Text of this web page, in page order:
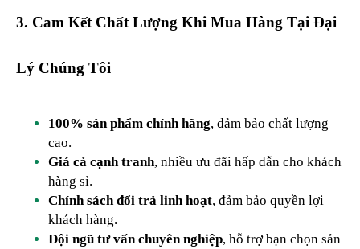
3. Cam Kết Chất Lượng Khi Mua Hàng Tại Đại
Lý Chúng Tôi
100% sản phẩm chính hãng, đảm bảo chất lượng
cao.
Giá cả cạnh tranh, nhiều ưu đãi hấp dẫn cho khách
hàng sỉ.
Chính sách đổi trả linh hoạt, đảm bảo quyền lợi
khách hàng.
Đội ngũ tư vấn chuyên nghiệp, hỗ trợ bạn chọn sản